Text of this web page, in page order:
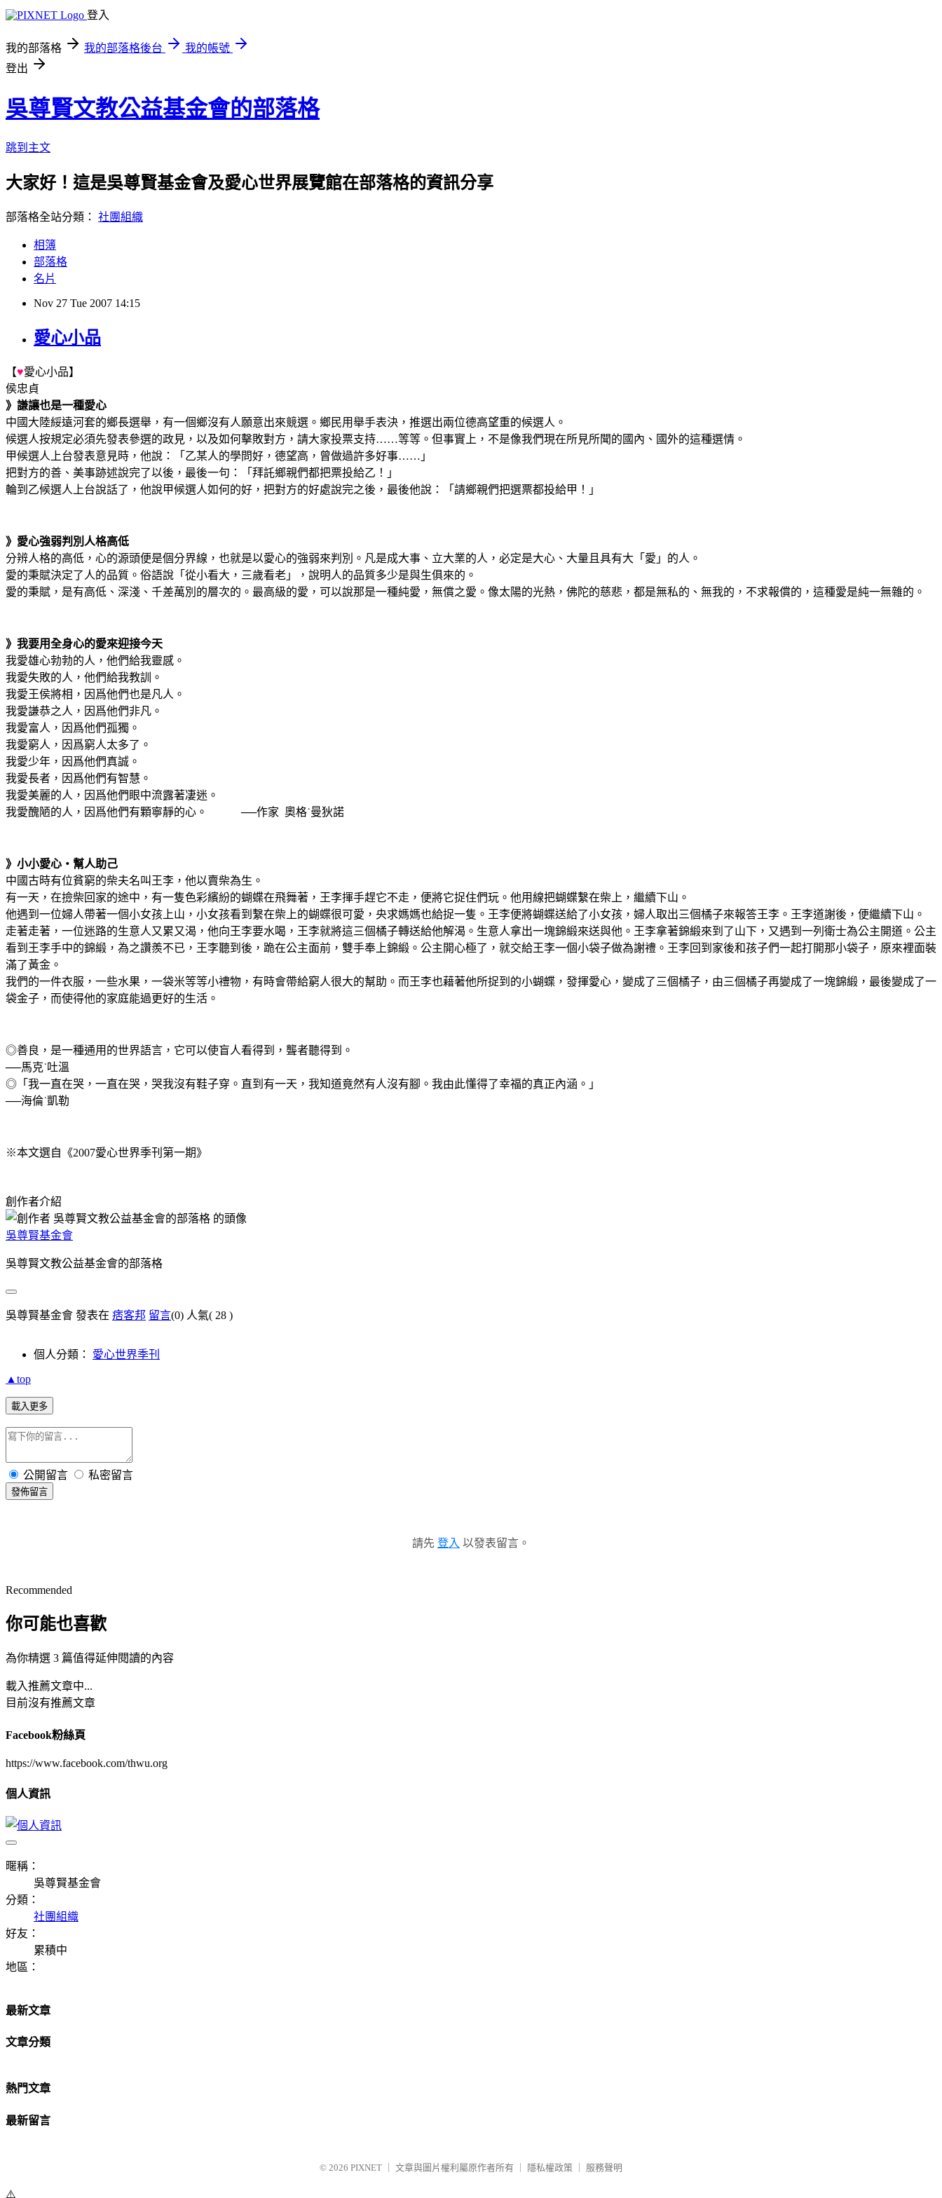
登入
我的部落格 我的部落格後台
我的帳號
登出
吳尊賢文教公益基金會的部落格
跳到主文
大家好！這是吳尊賢基金會及愛心世界展覽館在部落格的資訊分享
部落格全站分類： 社團組織
相簿
部落格
名片
Nov 27 Tue 2007 14:15
愛心小品
【♥愛心小品】
侯忠貞
》謙讓也是一種愛心
中國大陸綏遠河套的鄉長選舉，有一個鄉沒有人願意出來競選。鄉民用舉手表決，推選出兩位德高望重的候選人。
候選人按規定必須先發表參選的政見，以及如何擊敗對方，請大家投票支持……等等。但事實上，不是像我們現在所見所聞的國內、國外的這種選情。
甲候選人上台發表意見時，他說：「乙某人的學問好，德望高，曾做過許多好事……」
把對方的善、美事跡述說完了以後，最後一句：「拜託鄉親們都把票投給乙！」
輪到乙候選人上台說話了，他說甲候選人如何的好，把對方的好處說完之後，最後他說：「請鄉親們把選票都投給甲！」
》愛心強弱判別人格高低
分辨人格的高低，心的源頭便是個分界線，也就是以愛心的強弱來判別。凡是成大事、立大業的人，必定是大心、大量且具有大「愛」的人。
愛的秉賦決定了人的品質。俗語說「從小看大，三歲看老」，說明人的品質多少是與生俱來的。
愛的秉賦，是有高低、深淺、千差萬別的層次的。最高級的愛，可以說那是一種純愛，無償之愛。像太陽的光熱，佛陀的慈悲，都是無私的、無我的，不求報償的，這種愛是純一無雜的。
》我要用全身心的愛來迎接今天
我愛雄心勃勃的人，他們給我靈感。
我愛失敗的人，他們給我教訓。
我愛王侯將相，因爲他們也是凡人。
我愛謙恭之人，因爲他們非凡。
我愛富人，因爲他們孤獨。
我愛窮人，因爲窮人太多了。
我愛少年，因爲他們真誠。
我愛長者，因爲他們有智慧。
我愛美麗的人，因爲他們眼中流露著凄迷。
我愛醜陋的人，因爲他們有顆寧靜的心。 ──作家 奧格˙曼狄諾
》小小愛心‧幫人助己
中國古時有位貧窮的柴夫名叫王李，他以賣柴為生。
有一天，在撿柴回家的途中，有一隻色彩繽紛的蝴蝶在飛舞著，王李揮手趕它不走，便將它捉住們玩。他用線把蝴蝶繫在柴上，繼續下山。
他遇到一位婦人帶著一個小女孩上山，小女孩看到繫在柴上的蝴蝶很可愛，央求媽媽也給捉一隻。王李便將蝴蝶送給了小女孩，婦人取出三個橘子來報答王李。王李道謝後，便繼續下山。
走著走著，一位迷路的生意人又累又渴，他向王李要水喝，王李就將這三個橘子轉送給他解渴。生意人拿出一塊錦緞來送與他。王李拿著錦緞來到了山下，又遇到一列衛士為公主開道。公主
看到王李手中的錦緞，為之讚羨不已，王李聽到後，跪在公主面前，雙手奉上錦緞。公主開心極了，就交給王李一個小袋子做為謝禮。王李回到家後和孩子們一起打開那小袋子，原來裡面裝
滿了黃金。
我們的一件衣服，一些水果，一袋米等等小禮物，有時會帶給窮人很大的幫助。而王李也藉著他所捉到的小蝴蝶，發揮愛心，變成了三個橘子，由三個橘子再變成了一塊錦緞，最後變成了一
袋金子，而使得他的家庭能過更好的生活。
◎善良，是一種通用的世界語言，它可以使盲人看得到，聾者聽得到。
──馬克˙吐溫
◎「我一直在哭，一直在哭，哭我沒有鞋子穿。直到有一天，我知道竟然有人沒有腳。我由此懂得了幸福的真正內涵。」
──海倫˙凱勒
※本文選自《2007愛心世界季刊第一期》
創作者介紹
吳尊賢基金會
吳尊賢文教公益基金會的部落格
吳尊賢基金會 發表在 痞客邦 留言(0) 人氣( 28 )
個人分類： 愛心世界季刊
▲top
載入更多
公開留言 私密留言
發佈留言
請先 登入 以發表留言。
Recommended
你可能也喜歡
為你精選 3 篇值得延伸閱讀的內容
載入推薦文章中...
目前沒有推薦文章
Facebook粉絲頁
https://www.facebook.com/thwu.org
個人資訊
暱稱：
吳尊賢基金會
分類：
社團組織
好友：
累積中
地區：
最新文章
文章分類
熱門文章
最新留言
© 2026 PIXNET 文章與圖片權利屬原作者所有 隱私權政策 服務聲明
⚠️